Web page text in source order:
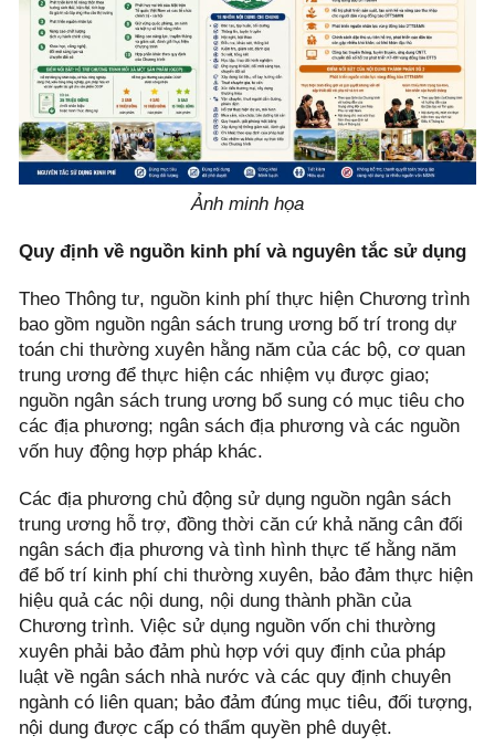
Ảnh minh họa
Quy định về nguồn kinh phí và nguyên tắc sử dụng
Theo Thông tư, nguồn kinh phí thực hiện Chương trình
bao gồm nguồn ngân sách trung ương bố trí trong dự
toán chi thường xuyên hằng năm của các bộ, cơ quan
trung ương để thực hiện các nhiệm vụ được giao;
nguồn ngân sách trung ương bổ sung có mục tiêu cho
các địa phương; ngân sách địa phương và các nguồn
vốn huy động hợp pháp khác.
Các địa phương chủ động sử dụng nguồn ngân sách
trung ương hỗ trợ, đồng thời căn cứ khả năng cân đối
ngân sách địa phương và tình hình thực tế hằng năm
để bố trí kinh phí chi thường xuyên, bảo đảm thực hiện
hiệu quả các nội dung, nội dung thành phần của
Chương trình. Việc sử dụng nguồn vốn chi thường
xuyên phải bảo đảm phù hợp với quy định của pháp
luật về ngân sách nhà nước và các quy định chuyên
ngành có liên quan; bảo đảm đúng mục tiêu, đối tượng,
nội dung được cấp có thẩm quyền phê duyệt.